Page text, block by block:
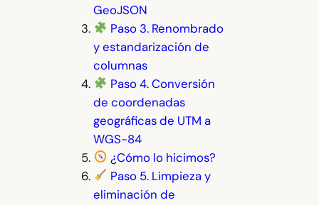
GeoJSON
Paso 3. Renombrado
y estandarización de
columnas
Paso 4. Conversión
de coordenadas
geográficas de UTM a
WGS-84
¿Cómo lo hicimos?
Paso 5. Limpieza y
eliminación de